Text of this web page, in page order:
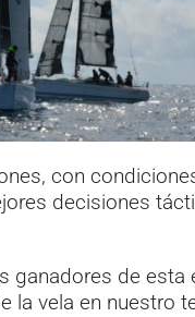
con
decisiones
de
la vela en nuestro